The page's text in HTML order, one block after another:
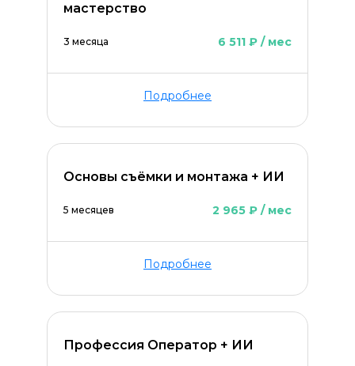
мастерство
3 месяца 6 511 ₽ / мес
Подробнее
Основы съёмки и монтажа + ИИ
5 месяцев 2 965 ₽ / мес
Подробнее
Профессия Оператор + ИИ